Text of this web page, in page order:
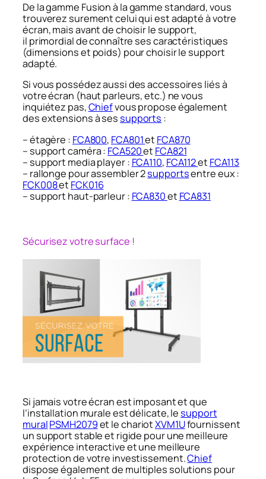
De la gamme Fusion à la gamme standard, vous
trouverez surement celui qui est adapté à votre
écran, mais avant de choisir le support,
il primordial de connaître ses caractéristiques
(dimensions et poids) pour choisir le support
adapté.
Si vous possédez aussi des accessoires liés à
votre écran (haut parleurs, etc.) ne vous
inquiétez pas,Chiefvous propose également
des extensions à ses supports :
– étagère : FCA800, FCA801et FCA870
– support caméra : FCA520et FCA821
– support media player : FCA110, FCA112et FCA113
– rallonge pour assembler 2supportsentre eux :
FCK008et FCK016
– support haut-parleur : FCA830et FCA831
Sécurisez votre surface !
Si jamais votre écran est imposant et que
l’installation murale est délicate, le support
muralPSMH2079et le chariotXVM1Ufournissent
un support stable et rigide pour une meilleure
expérience interactive et une meilleure
protection de votre investissement.Chief
dispose également de multiples solutions pour